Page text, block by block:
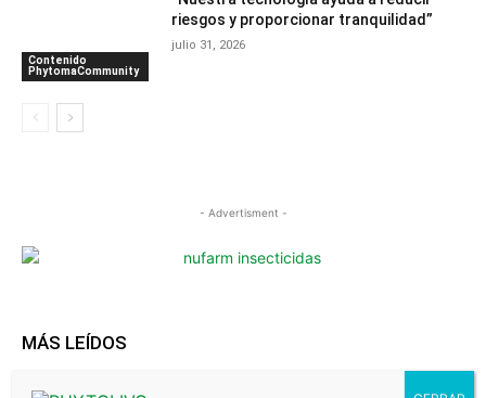
Contenido
PhytomaCommunity
riesgos y proporcionar tranquilidad”
julio 31, 2026
- Advertisment -
MÁS LEÍDOS